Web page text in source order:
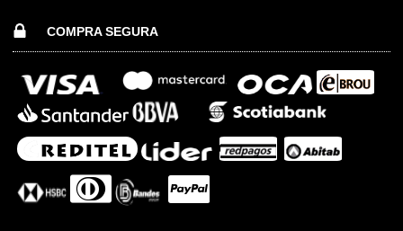
COMPRA SEGURA